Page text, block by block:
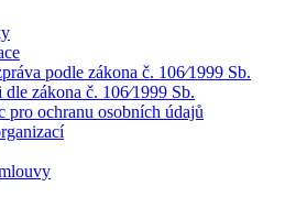
podle zákona č. 106⁄1999 Sb.
zákona č. 106⁄1999 Sb.
pro ochranu osobních údajů